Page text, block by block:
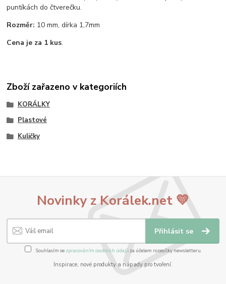
puntíkách do čtverečku.
Rozměr: 10 mm, dírka 1,7mm
Cena je za 1 kus.
Zboží zařazeno v kategoriích
KORÁLKY
Plastové
Kuličky
Novinky z Korálek.net 💛
Přihlásit se
Souhlasím se zpracováním osobních údajůza účelem rozesílky newsletteru.
Inspirace, nové produkty a nápady pro tvoření.